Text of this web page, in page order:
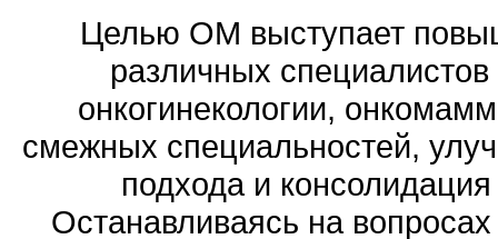
Целью ОМ выступает
различных
онкогинекологии,
смежных специальностей,
подхода и
Останавливаясь на